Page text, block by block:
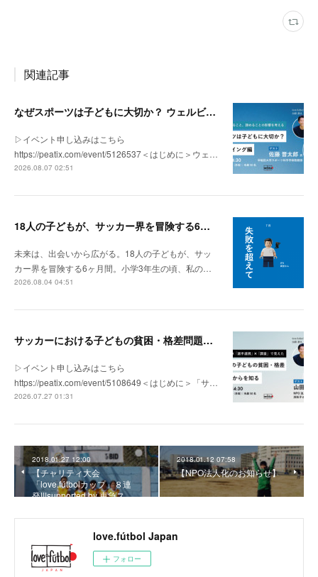
関連記事
なぜスポーツは子どもに大切か？ ウェルビーイング編 | 「社会とサッカー」 vol.2
▷イベント申し込みはこちら
https://peatix.com/event/5126537＜はじめに＞ウェ…
2026.08.07 02:51
18人の子どもが、サッカー界を冒険する6ヶ月間。
未来は、出会いから広がる。18人の子どもが、サッ
カー界を冒険する6ヶ月間。小学3年生の頃、私の…
2026.08.04 04:51
サッカーにおける子どもの貧困・格差問題の現状 | 「社会とサッカー」vol.1
▷イベント申し込みはこちら
https://peatix.com/event/5108649＜はじめに＞「サ…
2026.07.27 01:31
2018.01.27 12:00
【チャリティ大会
「love.fútbolカップ」８連
発!!!supported by 東急ス…
2018.01.12 07:58
【NPO法人化のお知らせ】
love.fútbol Japan
フォロー